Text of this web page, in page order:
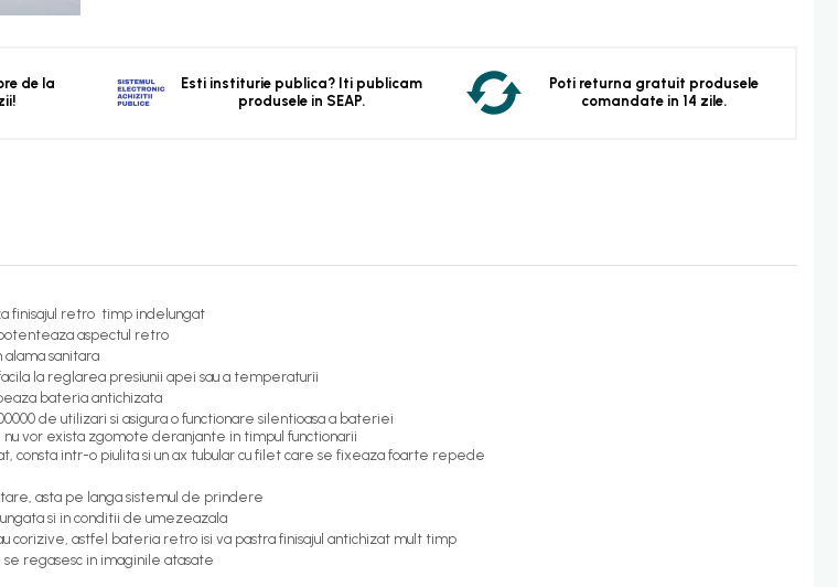
de la
Esti institurie publica? Iti publicam
produsele in SEAP.
Poti returna gratuit produsele
comandate in 14 zile.
finisajul retro timp indelungat
aspectul retro
sanitara
la reglarea presiunii apei sau a temperaturii
bateria antichizata
de utilizari si asigura o functionare silentioasa a bateriei
vor exista zgomote deranjante in timpul functionarii
intr-o piulita si un ax tubular cu filet care se fixeaza foarte repede
asta pe langa sistemul de prindere
si in conditii de umezeazala
corizive, astfel bateria retro isi va pastra finisajul antichizat mult timp
regasesc in imaginile atasate